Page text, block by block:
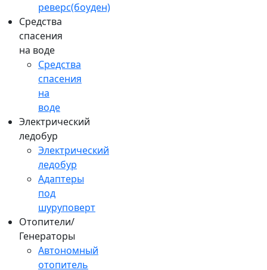
реверс(боуден)
Средства
спасения
на воде
Средства
спасения
на
воде
Электрический
ледобур
Электрический
ледобур
Адаптеры
под
шуруповерт
Отопители/
Генераторы
Автономный
отопитель